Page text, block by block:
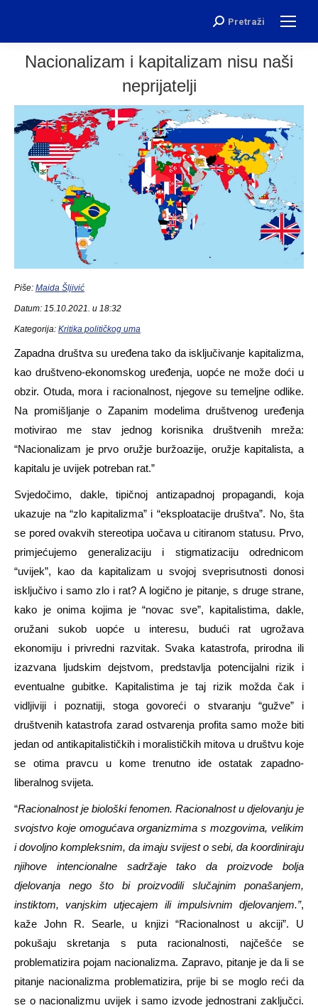
Search:
Pretraži
Nacionalizam i kapitalizam nisu naši
neprijatelji
Piše: Maida Šljivić
Datum: 15.10.2021. u 18:32
Kategorija: Kritika političkog uma
Zapadna društva su uređena tako da isključivanje kapitalizma,
kao društveno-ekonomskog uređenja, uopće ne može doći u
obzir. Otuda, mora i racionalnost, njegove su temeljne odlike.
Na promišljanje o Zapanim modelima društvenog uređenja
motivirao me stav jednog korisnika društvenih mreža:
“Nacionalizam je prvo oružje buržoazije, oružje kapitalista, a
kapitalu je uvijek potreban rat.”
Svjedočimo, dakle, tipičnoj antizapadnoj propagandi, koja
ukazuje na “zlo kapitalizma” i “eksploatacije društva”. No, šta
se pored ovakvih stereotipa uočava u citiranom statusu. Prvo,
primjećujemo generalizaciju i stigmatizaciju odrednicom
“uvijek”, kao da kapitalizam u svojoj sveprisutnosti donosi
isključivo i samo zlo i rat? A logično je pitanje, s druge strane,
kako je onima kojima je “novac sve”, kapitalistima, dakle,
oružani sukob uopće u interesu, budući rat ugrožava
ekonomiju i privredni razvitak. Svaka katastrofa, prirodna ili
izazvana ljudskim dejstvom, predstavlja potencijalni rizik i
eventualne gubitke. Kapitalistima je taj rizik možda čak i
vidljiviji i poznatiji, stoga govoreći o stvaranju “gužve” i
društvenih katastrofa zarad ostvarenja profita samo može biti
jedan od antikapitalističkih i moralističkih mitova u društvu koje
se otima pravcu u kome trenutno ide ostatak zapadno-
liberalnog svijeta.
“Racionalnost je biološki fenomen. Racionalnost u djelovanju je
svojstvo koje omogućava organizmima s mozgovima, velikim
i dovoljno kompleksnim, da imaju svijest o sebi, da koordiniraju
njihove intencionalne sadržaje tako da proizvode bolja
djelovanja nego što bi proizvodili slučajnim ponašanjem,
instiktom, vanjskim utjecajem ili impulsivnim djelovanjem.”,
kaže John R. Searle, u knjizi “Racionalnost u akciji”. U
pokušaju skretanja s puta racionalnosti, najčešće se
problematizira pojam nacionalizma. Zapravo, pitanje je da li se
pitanje nacionalizma problematizira, prije bi se moglo reći da
se o nacionalizmu uvijek i samo izvode jednostrani zaključci.